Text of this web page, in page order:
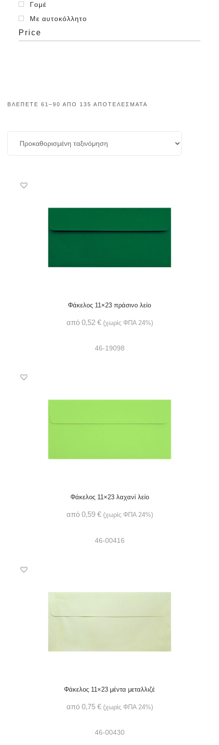
Γομέ
Με αυτοκόλλητο
Price
ΒΛΈΠΕΤΕ 61–90 ΑΠΌ 135 ΑΠΟΤΕΛΈΣΜΑΤΑ
Φάκελος 11×23 πράσινο λείο
από 0,52 € (χωρίς ΦΠΑ 24%)
46-19098
Φάκελος 11×23 λαχανί λείο
από 0,59 € (χωρίς ΦΠΑ 24%)
46-00416
Φάκελος 11×23 μέντα μεταλλιζέ
από 0,75 € (χωρίς ΦΠΑ 24%)
46-00430